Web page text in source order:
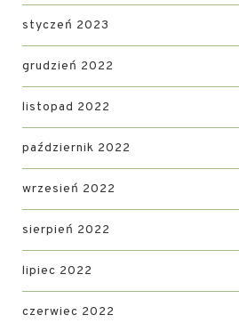
styczeń 2023
grudzień 2022
listopad 2022
październik 2022
wrzesień 2022
sierpień 2022
lipiec 2022
czerwiec 2022